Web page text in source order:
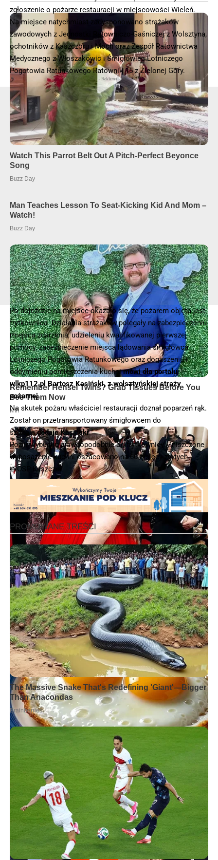
zgłoszenie o pożarze restauracji w miejscowości Wieleń.
Na miejsce natychmiast zadysponowano strażaków
zawodowych z Jednostki Ratowniczo-Gaśniczej z Wolsztyna,
ochotników z Kaszczoru i Moch oraz Zespół Ratownictwa
Medycznego z Włoszakowic i Śmigłowiec Lotniczego
Pogotowia Ratunkowego Ratownik 15 z Zielonej Góry.
- Reklama -
Po dojeździe na miejsce okazało się, że pożarem objęta jest
frytkownica. Działania strażaków polegały na zabezpieczeniu
miejsca zdarzenia, udzieleniu kwalifikowanej pierwszej
pomocy, zabezpieczenie miejsca lądowania śmigłowca
Lotniczego Pogotowia Ratunkowego oraz dogaszeniu i
oddymieniu pomieszczenia kuchnimówi dla portalu
wlkp112.pl Bartosz Kasiński, z wolsztyńskiej straży
pożarnej
Na skutek pożaru właściciel restauracji doznał poparzeń rąk.
Został on przetransportowany śmigłowcem do
szpitaladodaje Kasiński
Pożar wybuchu prawdopodobnie od frytkownicy. Zniszczone
wyposażenie kuchni oszacowano na 60 tysięcy złotych.
📸OSP Kaszczor